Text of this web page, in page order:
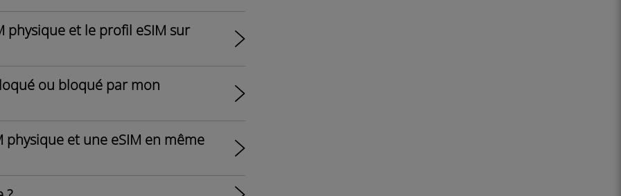
physique et le profil eSIM sur
ou bloqué par mon
et une eSIM en même